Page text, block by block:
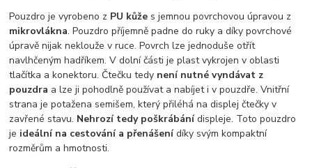
Pouzdro je vyrobeno z PU kůže s jemnou povrchovou úpravou z
mikrovlákna. Pouzdro příjemně padne do ruky a díky povrchové
úpravě nijak neklouže v ruce. Povrch lze jednoduše otřít
navlhčeným hadříkem. V dolní části je plast vykrojen v oblasti
tlačítka a konektoru. Čtečku tedy není nutné vyndávat z
pouzdra a lze ji pohodlně používat a nabíjet i v pouzdře. Vnitřní
strana je potažena semišem, který přiléhá na displej čtečky v
zavřené stavu. Nehrozí tedy poškrábánídispleje. Toto pouzdro
je ideální na cestování a přenášenídíky svým kompaktní
rozměrům a hmotnosti.